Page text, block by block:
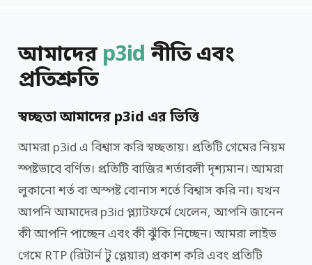
আমাদের p3id নীতি এবং
প্রতিশ্রুতি
স্বচ্ছতা আমাদের p3id এর ভিত্তি
আমরা p3id এ বিশ্বাস করি স্বচ্ছতায়। প্রতিটি গেমের নিয়ম
স্পষ্টভাবে বর্ণিত। প্রতিটি বাজির শর্তাবলী দৃশ্যমান। আমরা
লুকানো শর্ত বা অস্পষ্ট বোনাস শর্তে বিশ্বাস করি না। যখন
আপনি আমাদের p3id প্ল্যাটফর্মে খেলেন, আপনি জানেন
কী আপনি পাচ্ছেন এবং কী ঝুঁকি নিচ্ছেন। আমরা লাইভ
গেমে RTP (রিটার্ন টু প্লেয়ার) প্রকাশ করি এবং প্রতিটি